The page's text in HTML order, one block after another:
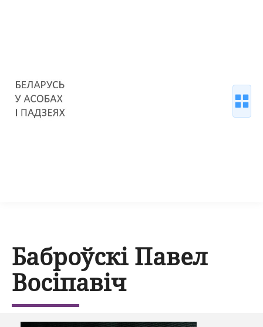
Баброўскі Павел
Восіпавіч